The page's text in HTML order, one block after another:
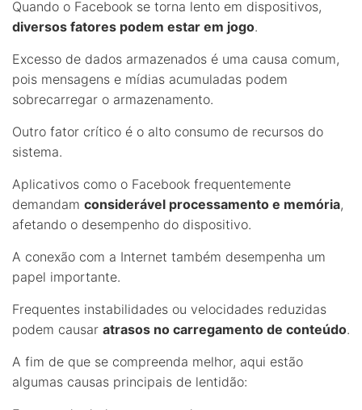
Quando o Facebook se torna lento em dispositivos,
diversos fatores podem estar em jogo.
Excesso de dados armazenados é uma causa comum,
pois mensagens e mídias acumuladas podem
sobrecarregar o armazenamento.
Outro fator crítico é o alto consumo de recursos do
sistema.
Aplicativos como o Facebook frequentemente
demandam considerável processamento e memória,
afetando o desempenho do dispositivo.
A conexão com a Internet também desempenha um
papel importante.
Frequentes instabilidades ou velocidades reduzidas
podem causar atrasos no carregamento de conteúdo.
A fim de que se compreenda melhor, aqui estão
algumas causas principais de lentidão: